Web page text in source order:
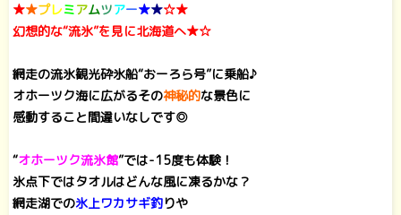
★★プレミアムツアー★★☆★
幻想的な“流氷”を見に北海道へ★☆
網走の流氷観光砕氷船“おーろら号”に乗船♪
オホーツク海に広がるその神秘的な景色に
感動すること間違いなしです◎
“オホーツク流氷館”では-15度も体験！
氷点下ではタオルはどんな風に凍るかな？
網走湖での氷上ワカサギ釣りや